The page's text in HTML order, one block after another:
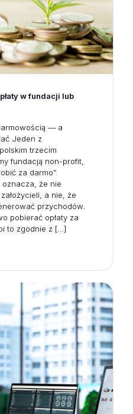
w fundacji lub
— a
Jeden z
trzecim
fundacją non-profit,
za darmo”.
oznacza, że nie
a nie, że
przychodów.
pobierać opłaty za
to zgodnie z […]